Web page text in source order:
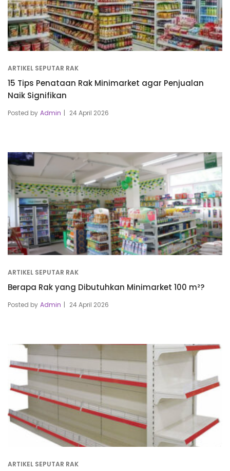
ARTIKEL SEPUTAR RAK
15 Tips Penataan Rak Minimarket agar Penjualan
Naik Signifikan
Posted by Admin 24 April 2026
ARTIKEL SEPUTAR RAK
Berapa Rak yang Dibutuhkan Minimarket 100 m²?
Posted by Admin 24 April 2026
ARTIKEL SEPUTAR RAK